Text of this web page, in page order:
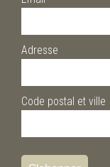
Adresse
Code postal et ville